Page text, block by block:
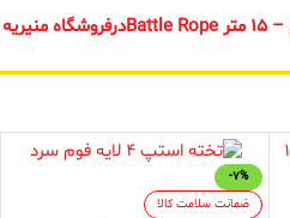
-7%
ضمانت سلامت کالا